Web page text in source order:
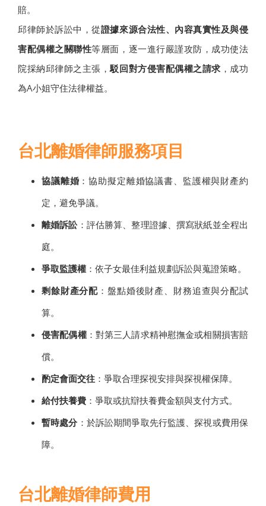
賠。
邱律師於訴訟中，從證據來源合法性、內容真實性及與侵
害配偶權之關聯性等層面，逐一進行嚴謹攻防，成功使法
院採納邱律師之主張，駁回對方侵害配偶權之請求 ，成功
為A小姐守住法律權益。
台北離婚律師服務項目
協議離婚 ：協助擬定離婚協議書、監護權與財產約
定，避免爭議。
離婚訴訟 ：評估勝算、整理證據、撰寫狀紙並全程出
庭。
爭取監護權 ：依子女最佳利益規劃訴訟與蒐證策略。
剩餘財產分配 ：盤點婚後財產、財務追查與分配試
算。
侵害配偶權：對第三人請求精神慰撫金或相關損害賠
償。
酌定會面交往 ：爭取合理探視安排與探視權保障。
給付扶養費 ：爭取或抗辯扶養費金額與支付方式。
暫時處分：於訴訟期間爭取先行監護、探視或費用保
障。
台北離婚律師費用